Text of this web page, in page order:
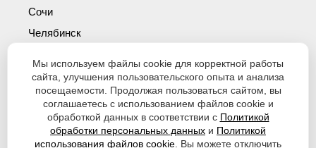
Сочи
Челябинск
Новосибирск
Уфа
Красноярск
Мы используем файлы cookie для корректной работы
сайта, улучшения пользовательского опыта и анализа
посещаемости. Продолжая пользоваться сайтом, вы
соглашаетесь с использованием файлов cookie и
обработкой данных в соответствии с Политикой
обработки персональных данных и Политикой
использования файлов cookie . Вы можете отключить